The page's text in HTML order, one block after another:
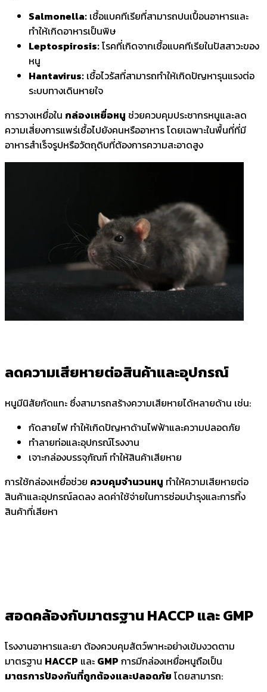
Salmonella: เชื้อแบคทีเรียที่สามารถปนเปื้อนอาหารและ
ทำให้เกิดอาหารเป็นพิษ
Leptospirosis:โรคที่เกิดจากเชื้อแบคทีเรียในปัสสาวะของ
หนู
Hantavirus: เชื้อไวรัสที่สามารถทำให้เกิดปัญหารุนแรงต่อ
ระบบทางเดินหายใจ
การวางเหยื่อใน กล่องเหยื่อหนู ช่วยควบคุมประชากรหนูและลด
ความเสี่ยงการแพร่เชื้อไปยังคนหรืออาหาร โดยเฉพาะในพื้นที่ที่มี
อาหารสำเร็จรูปหรือวัตถุดิบที่ต้องการความสะอาดสูง
ลดความเสียหายต่อสินค้าและอุปกรณ์
หนูมีนิสัยกัดแทะ ซึ่งสามารถสร้างความเสียหายได้หลายด้าน เช่น:
กัดสายไฟ ทำให้เกิดปัญหาด้านไฟฟ้าและความปลอดภัย
ทำลายท่อและอุปกรณ์โรงงาน
เจาะกล่องบรรจุภัณฑ์ ทำให้สินค้าเสียหาย
การใช้กล่องเหยื่อช่วย ควบคุมจำนวนหนู ทำให้ความเสียหายต่อ
สินค้าและอุปกรณ์ลดลง ลดค่าใช้จ่ายในการซ่อมบำรุงและการทิ้ง
สินค้าที่เสียหา
สอดคล้องกับมาตรฐาน HACCP และ GMP
โรงงานอาหารและยา ต้องควบคุมสัตว์พาหะอย่างเข้มงวดตาม
มาตรฐาน HACCP และ GMP การมีกล่องเหยื่อหนูถือเป็น
มาตรการป้องกันที่ถูกต้องและปลอดภัย โดยสามารถ: